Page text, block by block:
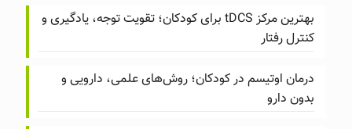
بهترین مرکز tDCS برای کودکان؛ تقویت توجه، یادگیری و
کنترل رفتار
درمان اوتیسم در کودکان؛ روش‌های علمی، دارویی و
بدون دارو